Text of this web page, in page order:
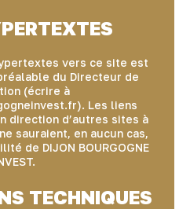
vers ce site est
du Directeur de
(écrire à
Les liens
direction d’autres sites à
sauraient, en aucun cas,
de DIJON BOURGOGNE
TECHNIQUES